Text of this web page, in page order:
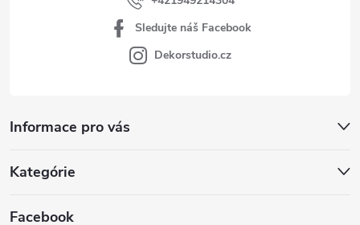
Informace pro vás
Kategórie
Facebook
Sledujte náš Facebook
Dekorstudio.cz